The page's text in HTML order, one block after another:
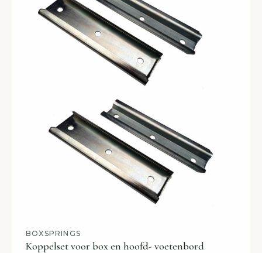
BOXSPRINGS
Koppelset voor box en hoofd- voetenbord